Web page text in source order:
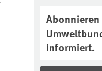
informiert.